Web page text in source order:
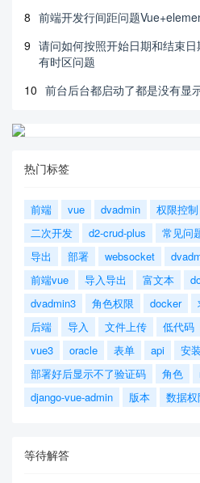
8 前端开发行间距问题
9 请问如何按照开始日期和结束
有时区问题
10 前台后台都启动了都是没有显
热门标签
前端 vue dvadmin 权限控制
二次开发
d2-crud-plus 常见问
导出
部署 websocket
前端vue
导入导出 富文本
dvadmin3
角色权限 docker
后端
导入 文件上传 低代码
vue3
oracle 表单 api 安装
部署好后显示不了验证码
角色
django-vue-admin
版本 数据权
等待解答